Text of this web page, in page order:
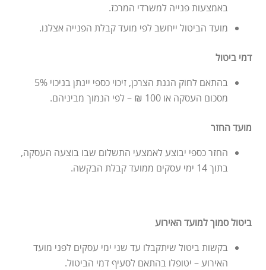
באמצעות פנייה למשרדי המרכז.
מועד הביטול ייחשב לפי מועד קבלת הפנייה אצלנו.
דמי ביטול
בהתאם לחוק הגנת הצרכן, זיכוי כספי יינתן בניכוי 5%
מסכום העסקה או 100 ₪ – לפי הנמוך מביניהם.
מועד החזר
החזר כספי יבוצע לאמצעי התשלום שבו בוצעה העסקה,
בתוך 14 ימי עסקים ממועד קבלת הבקשה.
ביטול סמוך למועד האירוע
בקשות ביטול שיתקבלו עד שני ימי עסקים לפני מועד
האירוע – יטופלו בהתאם לסעיף דמי הביטול.